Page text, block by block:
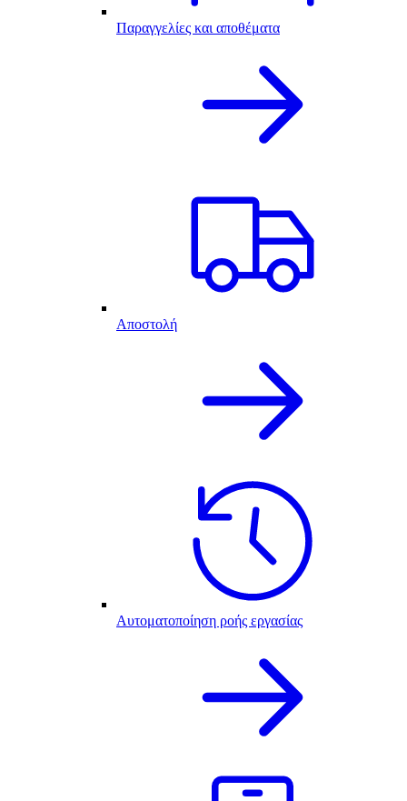
Παραγγελίες και αποθέματα
Αποστολή
Αυτοματοποίηση ροής εργασίας